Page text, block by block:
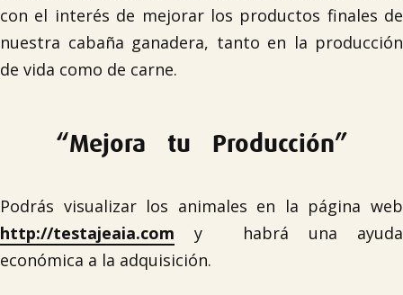

con el interés de mejorar los productos finales de
nuestra cabaña ganadera, tanto en la producción
de vida como de carne.
“Mejora tu Producción”
Podrás visualizar los animales en la página web
http://testajeaia.com
y
habrá una ayuda
económica a la adquisición.